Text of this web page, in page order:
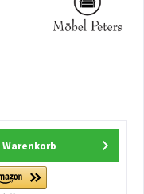
Warenkorb